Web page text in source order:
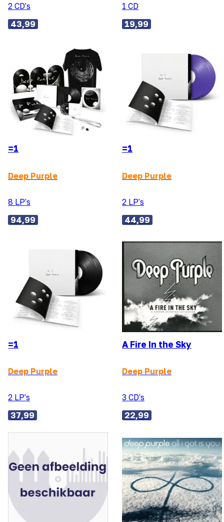
2 CD's
43,99
1 CD
19,99
=1
Deep Purple
8 LP's
94,99
=1
Deep Purple
2 LP's
44,99
=1
Deep Purple
2 LP's
37,99
A Fire In the Sky
Deep Purple
3 CD's
22,99